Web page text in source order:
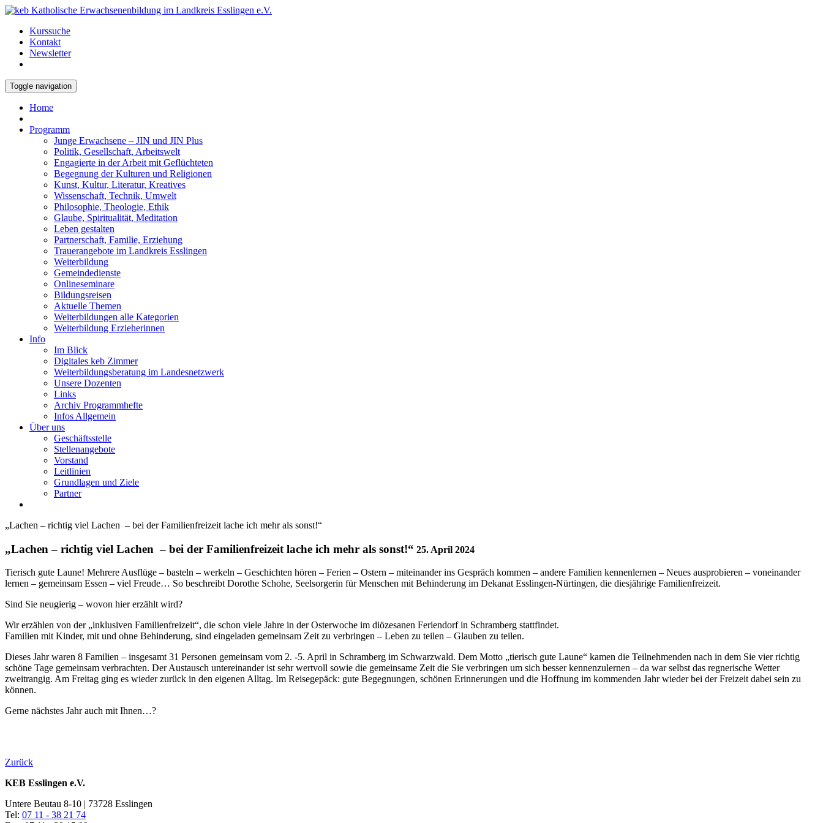
Kurssuche
Kontakt
Newsletter
Toggle navigation
Home
Programm
Junge Erwachsene – JIN und JIN Plus
Politik, Gesellschaft, Arbeitswelt
Engagierte in der Arbeit mit Geflüchteten
Begegnung der Kulturen und Religionen
Kunst, Kultur, Literatur, Kreatives
Wissenschaft, Technik, Umwelt
Philosophie, Theologie, Ethik
Glaube, Spiritualität, Meditation
Leben gestalten
Partnerschaft, Familie, Erziehung
Trauerangebote im Landkreis Esslingen
Weiterbildung
Gemeindedienste
Onlineseminare
Bildungsreisen
Aktuelle Themen
Weiterbildungen alle Kategorien
Weiterbildung Erzieherinnen
Info
Im Blick
Digitales keb Zimmer
Weiterbildungsberatung im Landesnetzwerk
Unsere Dozenten
Links
Archiv Programmhefte
Infos Allgemein
Über uns
Geschäftsstelle
Stellenangebote
Vorstand
Leitlinien
Grundlagen und Ziele
Partner
„Lachen – richtig viel Lachen – bei der Familienfreizeit lache ich mehr als sonst!“
„Lachen – richtig viel Lachen – bei der Familienfreizeit lache ich mehr als sonst!“ 25. April 2024
Tierisch gute Laune! Mehrere Ausflüge – basteln – werkeln – Geschichten hören – Ferien – Ostern – miteinander ins Gespräch kommen – andere Familien kennenlernen – Neues ausprobieren – voneinander
lernen – gemeinsam Essen – viel Freude… So beschreibt Dorothe Schohe, Seelsorgerin für Menschen mit Behinderung im Dekanat Esslingen-Nürtingen, die diesjährige Familienfreizeit.
Sind Sie neugierig – wovon hier erzählt wird?
Wir erzählen von der „inklusiven Familienfreizeit“, die schon viele Jahre in der Osterwoche im diözesanen Feriendorf in Schramberg stattfindet.
Familien mit Kinder, mit und ohne Behinderung, sind eingeladen gemeinsam Zeit zu verbringen – Leben zu teilen – Glauben zu teilen.
Dieses Jahr waren 8 Familien – insgesamt 31 Personen gemeinsam vom 2. -5. April in Schramberg im Schwarzwald. Dem Motto „tierisch gute Laune“ kamen die Teilnehmenden nach in dem Sie vier richtig
schöne Tage gemeinsam verbrachten. Der Austausch untereinander ist sehr wertvoll sowie die gemeinsame Zeit die Sie verbringen um sich besser kennenzulernen – da war selbst das regnerische Wetter
zweitrangig. Am Freitag ging es wieder zurück in den eigenen Alltag. Im Reisegepäck: gute Begegnungen, schönen Erinnerungen und die Hoffnung im kommenden Jahr wieder bei der Freizeit dabei sein zu
können.
Gerne nächstes Jahr auch mit Ihnen…?
Zurück
KEB Esslingen e.V.
Untere Beutau 8-10 | 73728 Esslingen
Tel: 07 11 - 38 21 74